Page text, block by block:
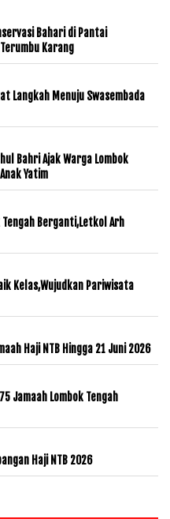
Bahari di Pantai
Karang
Langkah Menuju Swasembada
Bahri Ajak Warga Lombok
Yatim
Tengah Berganti,Letkol Arh
Kelas,Wujudkan Pariwisata
Haji NTB Hingga 21 Juni 2026
Jamaah Lombok Tengah
Haji NTB 2026